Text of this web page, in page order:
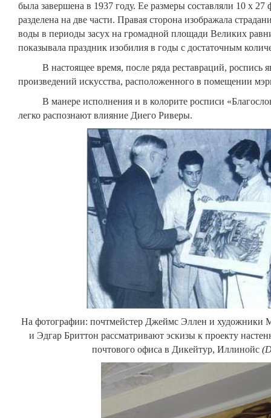
была завершена в 1937 году. Ее размеры составляли 10 х
разделена на две части. Правая сторона изображала
воды в периоды засух на громадной площади Великих
показывала праздник изобилия в годы с достаточным
В настоящее время, после ряда реставраций, роспись
произведений искусства, расположенного в помещении
В манере исполнения и в колорите росписи
легко распознают влияние Диего Риверы.
На фотографии: почтмейстер Джеймс Эллен и
и Эдгар Бриттон рассматривают эскизы к проекту
почтового офиса в Дикейтур, Иллинойс (